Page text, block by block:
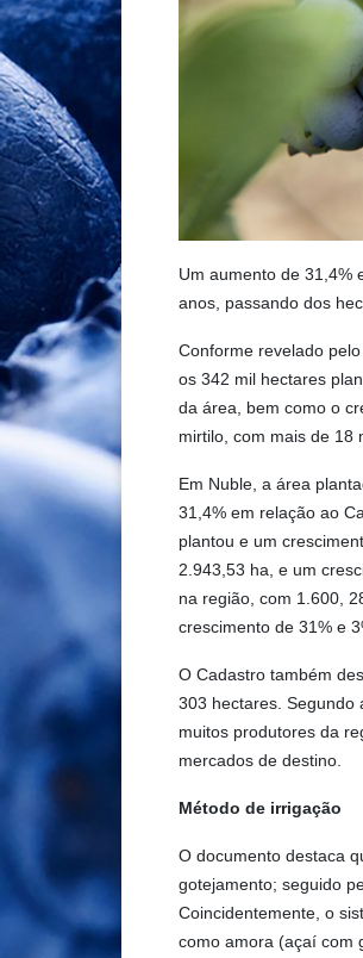
Um aumento de 31,4%
anos, passando dos
Conforme revelado
os 342 mil hectares
da área, bem como o
mirtilo, com mais de 18
Em Nuble, a área
31,4% em relação ao
plantou e um
2.943,53 ha, e um
na região, com 1.600,
crescimento de 31% e
O Cadastro também
303 hectares. Segundo
muitos produtores da
mercados de destino.
Método de irrigação
O documento destaca
gotejamento; seguido
Coincidentemente, o
como amora (açaí com